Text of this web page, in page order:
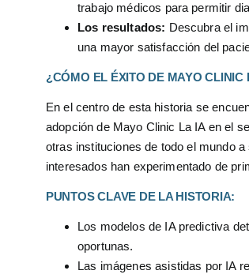
trabajo médicos para permitir
Los resultados: Descubra el
una mayor satisfacción del
¿CÓMO EL ÉXITO DE MAYO CLINIC
En el centro de esta historia se
adopción de Mayo Clinic La IA en el
otras instituciones de todo el mundo
interesados han experimentado de
PUNTOS CLAVE DE LA HISTORIA:
Los modelos de IA predictiva
oportunas.
Las imágenes asistidas por IA